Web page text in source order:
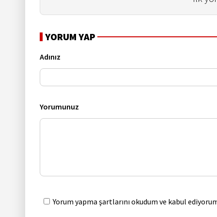
YORUM YAP
Adınız
Yorumunuz
Yorum yapma şartlarını okudum ve kabul